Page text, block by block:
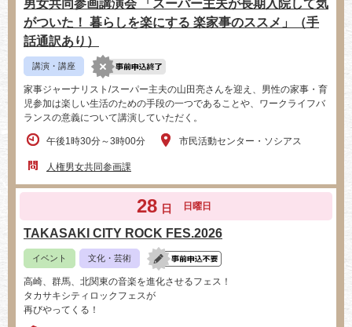
男女共同参画講演会 「スーパー主夫が長期入院して気
がついた！ 暮らしを楽にする 楽家事のススメ」（手
話通訳あり）
講演・講座
家事ジャーナリスト/スーパー主夫の山田亮さんを迎え、男性の家事・育
児参加は楽しい生活のための手段の一つであることや、ワークライフバ
ランスの意義について講演していただく。
午後1時30分～3時00分 市民活動センター・ソシアス
人権男女共同参画課
28 日 日曜日
TAKASAKI CITY ROCK FES.2026
イベント 文化・芸術
高崎、群馬、北関東の音楽を進化させるフェス！
タカサキシティロックフェスが
再びやってくる！